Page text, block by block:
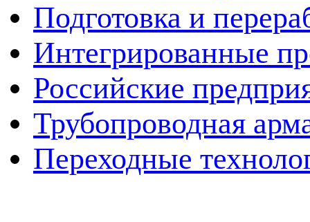
Подготовка и
Интегрированные
Российские
Трубопроводная
Переходные